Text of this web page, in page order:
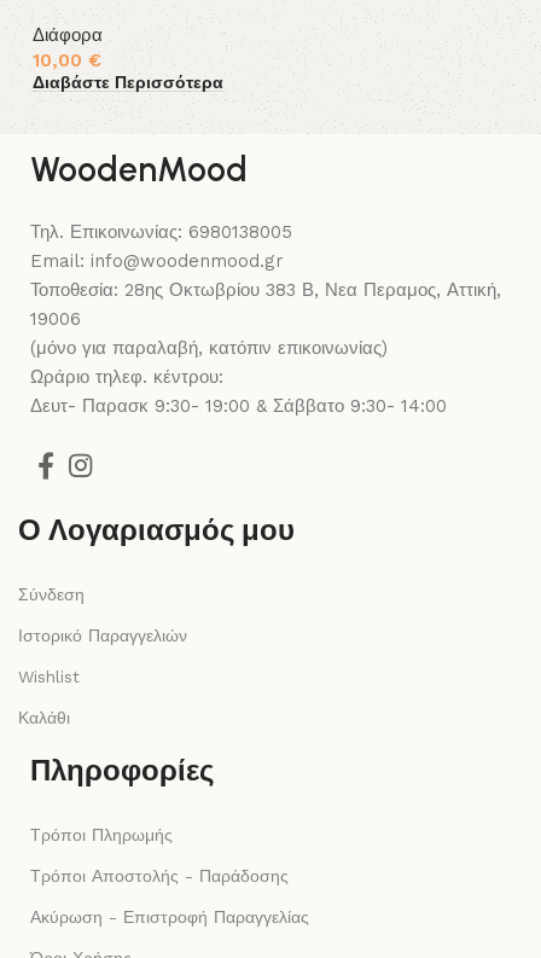
Διάφορα
10,00 €
Διαβάστε Περισσότερα
WoodenMood
Τηλ. Επικοινωνίας: 6980138005
Email: info@woodenmood.gr
Τοποθεσία: 28ης Οκτωβρίου 383 Β, Νεα Περαμος, Αττική,
19006
(μόνο για παραλαβή, κατόπιν επικοινωνίας)
Ωράριο τηλεφ. κέντρου:
Δευτ- Παρασκ 9:30- 19:00 & Σάββατο 9:30- 14:00
Ο Λογαριασμός μου
Σύνδεση
Ιστορικό Παραγγελιών
Wishlist
Καλάθι
Πληροφορίες
Τρόποι Πληρωμής
Τρόποι Αποστολής - Παράδοσης
Ακύρωση - Επιστροφή Παραγγελίας